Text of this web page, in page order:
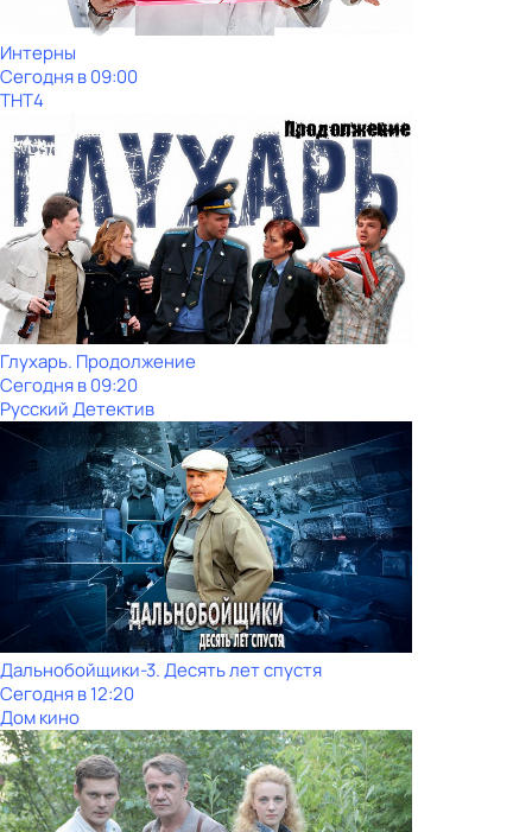
Интерны
Сегодня в 09:00
ТНТ4
Глухарь. Продолжение
Сегодня в 09:20
Русский Детектив
Дальнобойщики-3. Десять лет спустя
Сегодня в 12:20
Дом кино